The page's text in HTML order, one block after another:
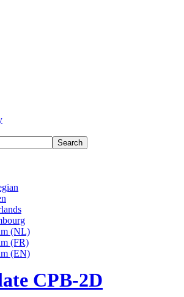
(NL)
(FR)
(EN)
CPB-2D